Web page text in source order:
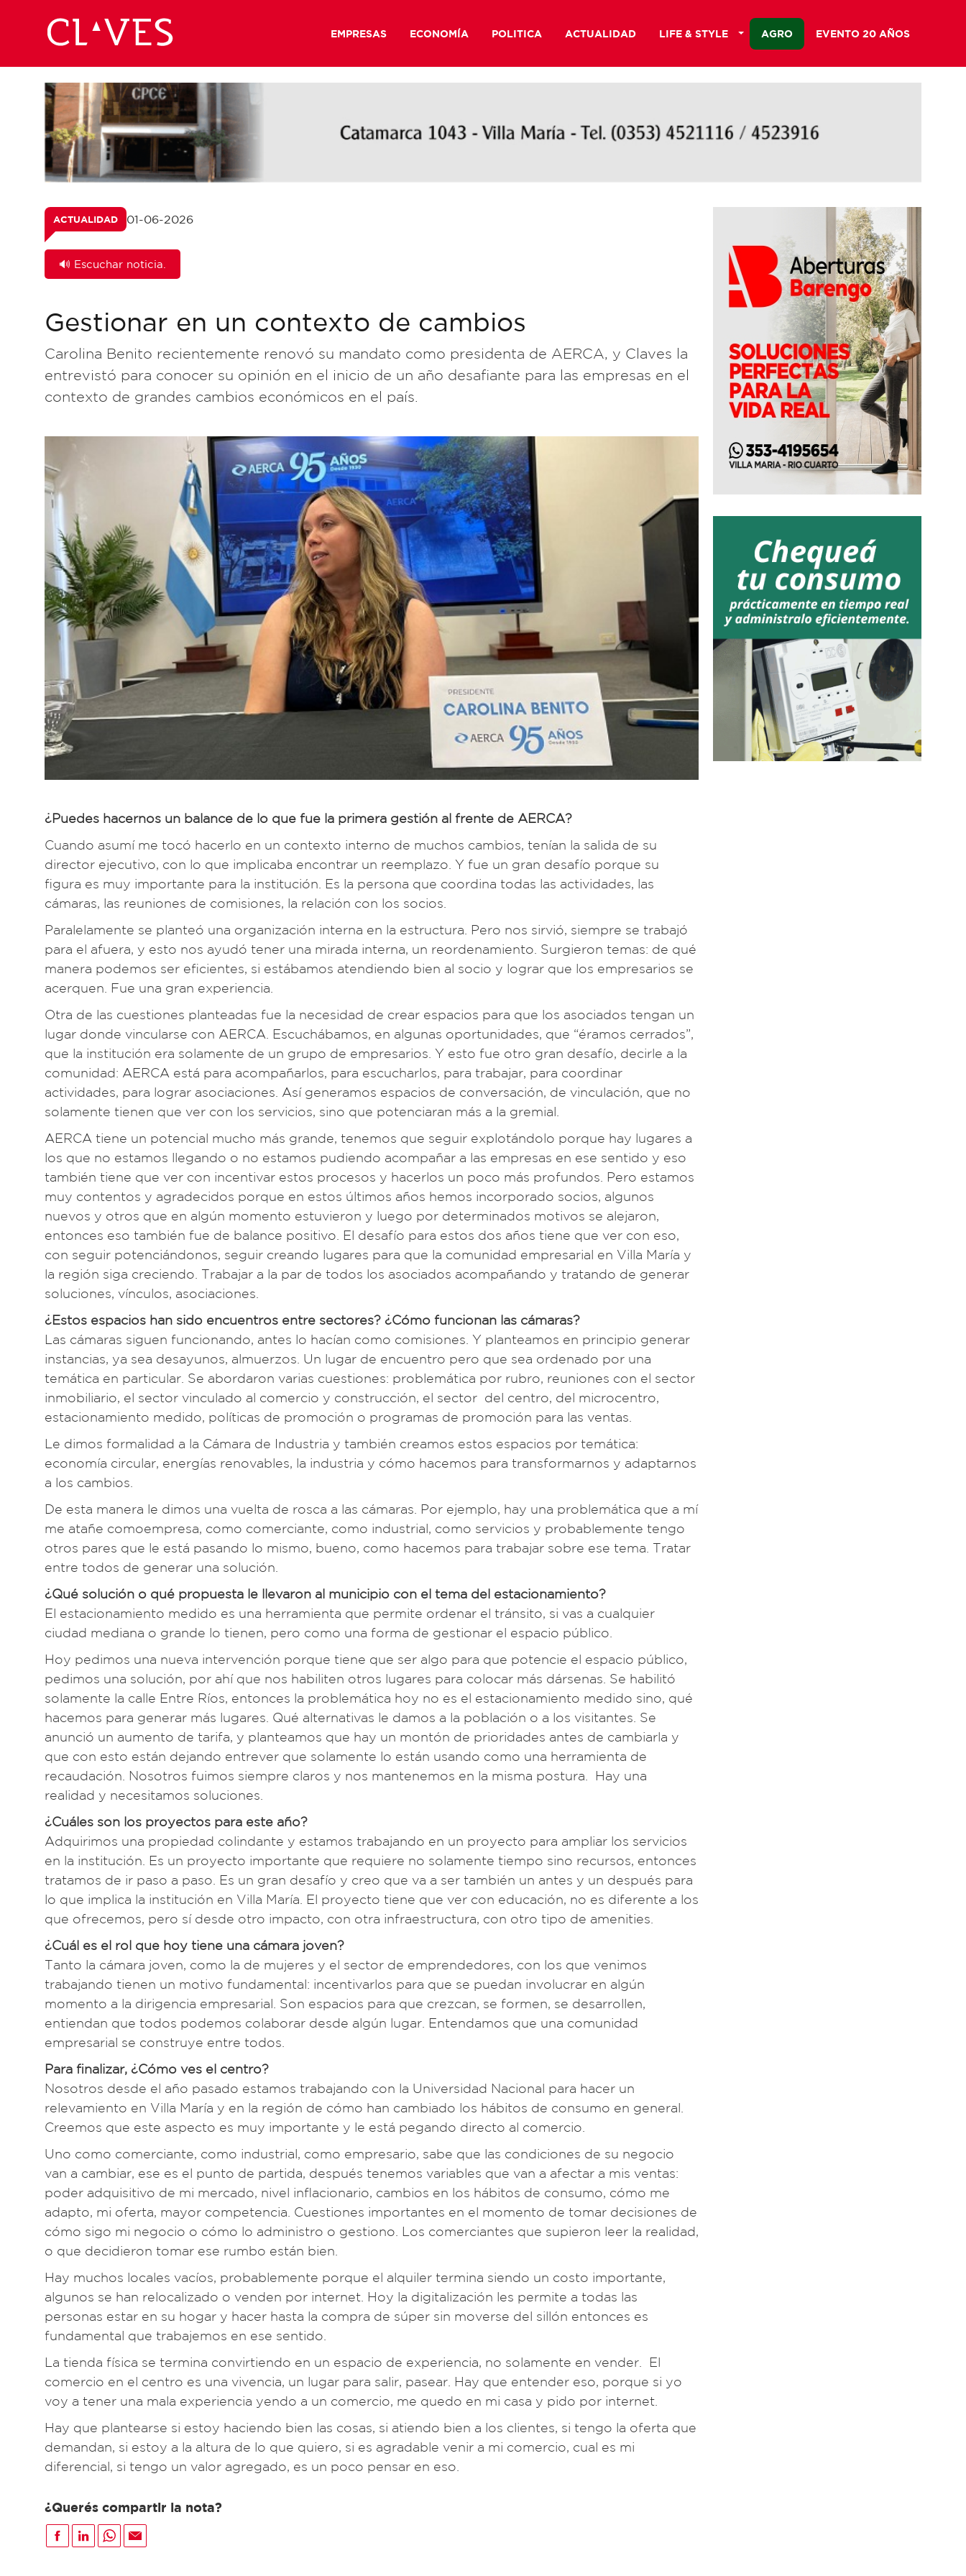
EMPRESAS ECONOMÍA POLITICA ACTUALIDAD LIFE & STYLE AGRO EVENTO 20 AÑOS
ACTUALIDAD 01-06-2026
🔊 Escuchar noticia.
Gestionar en un contexto de cambios
Carolina Benito recientemente renovó su mandato como presidenta de AERCA, y Claves la
entrevistó para conocer su opinión en el inicio de un año desafiante para las empresas en el
contexto de grandes cambios económicos en el país.
¿Puedes hacernos un balance de lo que fue la primera gestión al frente de AERCA?
Cuando asumí me tocó hacerlo en un contexto interno de muchos cambios, tenían la salida de su
director ejecutivo, con lo que implicaba encontrar un reemplazo. Y fue un gran desafío porque su
figura es muy importante para la institución. Es la persona que coordina todas las actividades, las
cámaras, las reuniones de comisiones, la relación con los socios.
Paralelamente se planteó una organización interna en la estructura. Pero nos sirvió, siempre se trabajó
para el afuera, y esto nos ayudó tener una mirada interna, un reordenamiento. Surgieron temas: de qué
manera podemos ser eficientes, si estábamos atendiendo bien al socio y lograr que los empresarios se
acerquen. Fue una gran experiencia.
Otra de las cuestiones planteadas fue la necesidad de crear espacios para que los asociados tengan un
lugar donde vincularse con AERCA. Escuchábamos, en algunas oportunidades, que “éramos cerrados”,
que la institución era solamente de un grupo de empresarios. Y esto fue otro gran desafío, decirle a la
comunidad: AERCA está para acompañarlos, para escucharlos, para trabajar, para coordinar
actividades, para lograr asociaciones. Así generamos espacios de conversación, de vinculación, que no
solamente tienen que ver con los servicios, sino que potenciaran más a la gremial.
AERCA tiene un potencial mucho más grande, tenemos que seguir explotándolo porque hay lugares a
los que no estamos llegando o no estamos pudiendo acompañar a las empresas en ese sentido y eso
también tiene que ver con incentivar estos procesos y hacerlos un poco más profundos. Pero estamos
muy contentos y agradecidos porque en estos últimos años hemos incorporado socios, algunos
nuevos y otros que en algún momento estuvieron y luego por determinados motivos se alejaron,
entonces eso también fue de balance positivo. El desafío para estos dos años tiene que ver con eso,
con seguir potenciándonos, seguir creando lugares para que la comunidad empresarial en Villa María y
la región siga creciendo. Trabajar a la par de todos los asociados acompañando y tratando de generar
soluciones, vínculos, asociaciones.
¿Estos espacios han sido encuentros entre sectores? ¿Cómo funcionan las cámaras?
Las cámaras siguen funcionando, antes lo hacían como comisiones. Y planteamos en principio generar
instancias, ya sea desayunos, almuerzos. Un lugar de encuentro pero que sea ordenado por una
temática en particular. Se abordaron varias cuestiones: problemática por rubro, reuniones con el sector
inmobiliario, el sector vinculado al comercio y construcción, el sector del centro, del microcentro,
estacionamiento medido, políticas de promoción o programas de promoción para las ventas.
Le dimos formalidad a la Cámara de Industria y también creamos estos espacios por temática:
economía circular, energías renovables, la industria y cómo hacemos para transformarnos y adaptarnos
a los cambios.
De esta manera le dimos una vuelta de rosca a las cámaras. Por ejemplo, hay una problemática que a mí
me atañe comoempresa, como comerciante, como industrial, como servicios y probablemente tengo
otros pares que le está pasando lo mismo, bueno, como hacemos para trabajar sobre ese tema. Tratar
entre todos de generar una solución.
¿Qué solución o qué propuesta le llevaron al municipio con el tema del estacionamiento?
El estacionamiento medido es una herramienta que permite ordenar el tránsito, si vas a cualquier
ciudad mediana o grande lo tienen, pero como una forma de gestionar el espacio público.
Hoy pedimos una nueva intervención porque tiene que ser algo para que potencie el espacio público,
pedimos una solución, por ahí que nos habiliten otros lugares para colocar más dársenas. Se habilitó
solamente la calle Entre Ríos, entonces la problemática hoy no es el estacionamiento medido sino, qué
hacemos para generar más lugares. Qué alternativas le damos a la población o a los visitantes. Se
anunció un aumento de tarifa, y planteamos que hay un montón de prioridades antes de cambiarla y
que con esto están dejando entrever que solamente lo están usando como una herramienta de
recaudación. Nosotros fuimos siempre claros y nos mantenemos en la misma postura. Hay una
realidad y necesitamos soluciones.
¿Cuáles son los proyectos para este año?
Adquirimos una propiedad colindante y estamos trabajando en un proyecto para ampliar los servicios
en la institución. Es un proyecto importante que requiere no solamente tiempo sino recursos, entonces
tratamos de ir paso a paso. Es un gran desafío y creo que va a ser también un antes y un después para
lo que implica la institución en Villa María. El proyecto tiene que ver con educación, no es diferente a los
que ofrecemos, pero sí desde otro impacto, con otra infraestructura, con otro tipo de amenities.
¿Cuál es el rol que hoy tiene una cámara joven?
Tanto la cámara joven, como la de mujeres y el sector de emprendedores, con los que venimos
trabajando tienen un motivo fundamental: incentivarlos para que se puedan involucrar en algún
momento a la dirigencia empresarial. Son espacios para que crezcan, se formen, se desarrollen,
entiendan que todos podemos colaborar desde algún lugar. Entendamos que una comunidad
empresarial se construye entre todos.
Para finalizar, ¿Cómo ves el centro?
Nosotros desde el año pasado estamos trabajando con la Universidad Nacional para hacer un
relevamiento en Villa María y en la región de cómo han cambiado los hábitos de consumo en general.
Creemos que este aspecto es muy importante y le está pegando directo al comercio.
Uno como comerciante, como industrial, como empresario, sabe que las condiciones de su negocio
van a cambiar, ese es el punto de partida, después tenemos variables que van a afectar a mis ventas:
poder adquisitivo de mi mercado, nivel inflacionario, cambios en los hábitos de consumo, cómo me
adapto, mi oferta, mayor competencia. Cuestiones importantes en el momento de tomar decisiones de
cómo sigo mi negocio o cómo lo administro o gestiono. Los comerciantes que supieron leer la realidad,
o que decidieron tomar ese rumbo están bien.
Hay muchos locales vacíos, probablemente porque el alquiler termina siendo un costo importante,
algunos se han relocalizado o venden por internet. Hoy la digitalización les permite a todas las
personas estar en su hogar y hacer hasta la compra de súper sin moverse del sillón entonces es
fundamental que trabajemos en ese sentido.
La tienda física se termina convirtiendo en un espacio de experiencia, no solamente en vender. El
comercio en el centro es una vivencia, un lugar para salir, pasear. Hay que entender eso, porque si yo
voy a tener una mala experiencia yendo a un comercio, me quedo en mi casa y pido por internet.
Hay que plantearse si estoy haciendo bien las cosas, si atiendo bien a los clientes, si tengo la oferta que
demandan, si estoy a la altura de lo que quiero, si es agradable venir a mi comercio, cual es mi
diferencial, si tengo un valor agregado, es un poco pensar en eso.
¿Querés compartir la nota?